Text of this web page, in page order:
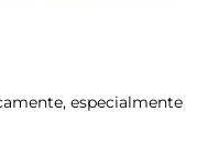
especialmente